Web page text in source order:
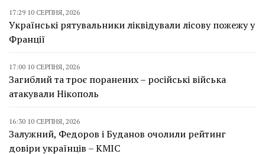
17:29 10 СЕРПНЯ, 2026
Українські рятувальники ліквідували лісову пожежу у
Франції
17:00 10 СЕРПНЯ, 2026
Загиблий та троє поранених – російські війська
атакували Нікополь
16:30 10 СЕРПНЯ, 2026
Залужний, Федоров і Буданов очолили рейтинг
довіри українців – КМІС